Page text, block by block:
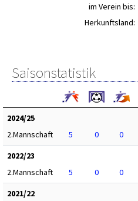
im Verein bis:
Herkunftsland:
Saisonstatistik
2024/25
2.Mannschaft
5 0 0
2022/23
2.Mannschaft
5 0 0
2021/22